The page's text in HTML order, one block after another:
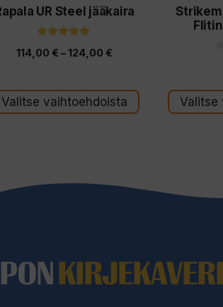
UR Steel jääkaira
5:stä
114,00 € –124,00 €
-
124,00 €
Valitse vaihtoehdoista
t
ä
Valitse
tuotteen
sivulla.